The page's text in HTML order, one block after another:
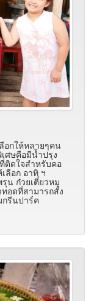
อกให้หลายๆคน
ศษคือมีน้ำปรุง
ติดใจสำหรับคอ
ลือก อาทิ ฯ
น ก๋วยเตี๋ยวหมู
อดที่สามารถสั่ง
กรีนปาร์ค